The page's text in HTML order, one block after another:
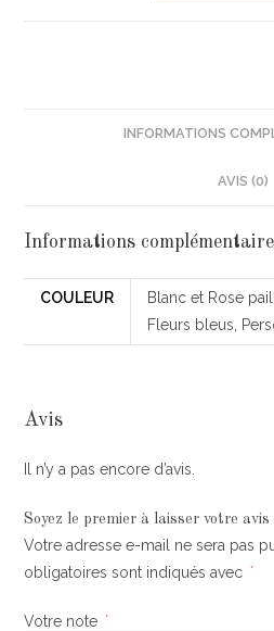
INFORMATIONS
AVIS (0)
Informations
COULEUR
Blanc et Rose
Fleurs bleus,
Avis
Il n’y a pas encore d’avis.
Soyez le premier à laisser votre
Votre adresse e-mail ne sera pas
obligatoires sont indiqués avec
*
Votre note *